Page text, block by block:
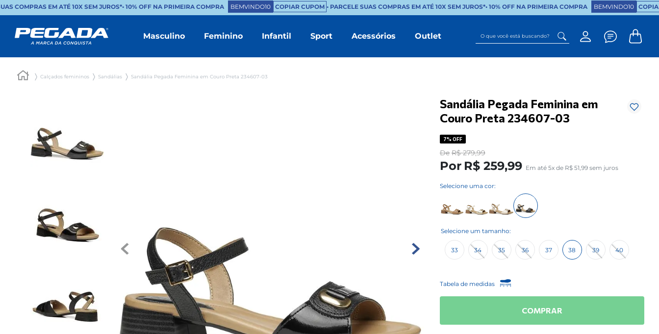
COMPRAS EM ATÉ 10X SEM JUROS*•10% OFF NA PRIMEIRA COMPRA BEMVINDO10 COPIAR CUPOM • PARCELE SUAS COMPRAS EM ATÉ 10X SEM JUROS*•10% OFF NA PRIMEIRA COMPRA BEMVINDO10
Masculino Feminino Infantil Sport Acessórios Outlet O que você está buscando?
Calçados femininos Sandálias Sandália Pegada Feminina em Couro Preta 234607-03
Sandália Pegada Feminina em
Couro Preta 234607-03
7% OFF
De R$ 279,99
Por R$ 259,99 Em até 5x de R$ 51,99sem juros
Selecione uma cor:
33 34 35 36 37 38 39 40
Tabela de medidas
COMPRAR